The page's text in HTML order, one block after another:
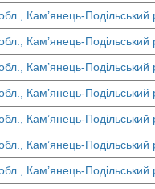
Кам’янець-
Кам’янець-
Кам’янець-
Кам’янець-
Кам’янець-
Кам’янець-
Кам’янець-